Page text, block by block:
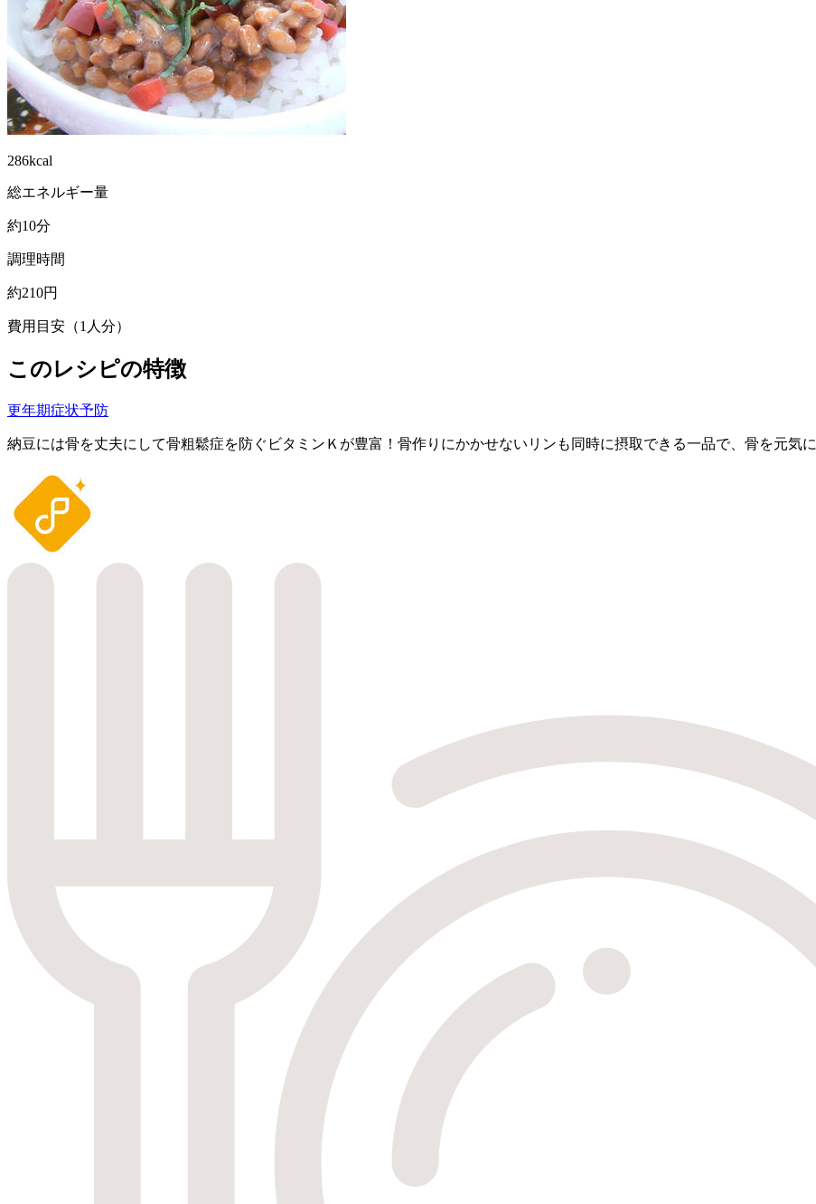
286kcal
総エネルギー量
約10分
調理時間
約210円
費用目安（1人分）
このレシピの特徴
更年期症状予防
納豆には骨を丈夫にして骨粗鬆症を防ぐビタミンＫが豊富！骨作りにかかせないリンも同時に摂取できる一品で、骨を元気に